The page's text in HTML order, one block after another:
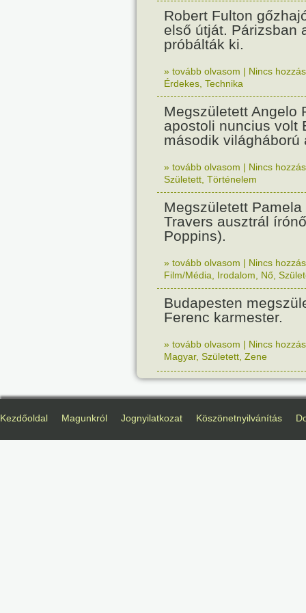
Robert Fulton
első útját. Párizsban
próbálták ki.
» tovább olvasom | Nincs
Érdekes Technika
Megszületett Angelo
apostoli nuncius volt
második világháború
» tovább olvasom | Nincs
Született Történelem
Megszületett Pamela
Travers ausztrál
Poppins).
» tovább olvasom | Nincs
Film/Média
Irodalom Nő
Budapesten
Ferenc karmester.
» tovább olvasom | Nincs
Magyar, Született Zene
Kezdőoldal Magunkról Jognyilatkozat Köszönetnyilvánítás